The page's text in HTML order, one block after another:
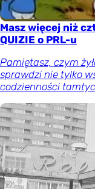
Masz więcej niż
QUIZIE o PRL-u
Pamiętasz, czym
sprawdzi nie tylko
codzienności